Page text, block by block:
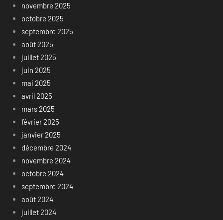
novembre 2025
octobre 2025
septembre 2025
août 2025
juillet 2025
juin 2025
mai 2025
avril 2025
mars 2025
février 2025
janvier 2025
décembre 2024
novembre 2024
octobre 2024
septembre 2024
août 2024
juillet 2024